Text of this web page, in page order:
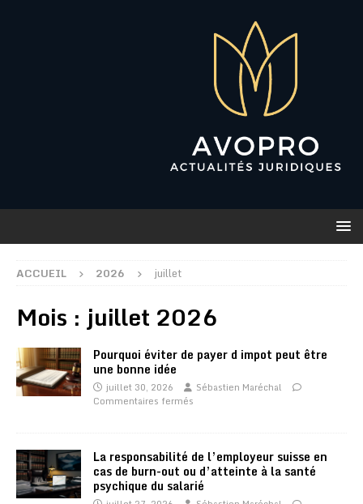
ACCUEIL 2026 juillet
Mois : juillet 2026
Pourquoi éviter de payer d impot peut être
une bonne idée
juillet 30, 2026
Sébastien Maréchal
Commentaires fermés
La responsabilité de l’employeur suisse en
cas de burn-out ou d’atteinte à la santé
psychique du salarié